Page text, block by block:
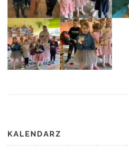
KALENDARZ